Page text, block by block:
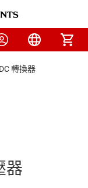
轉換器
器